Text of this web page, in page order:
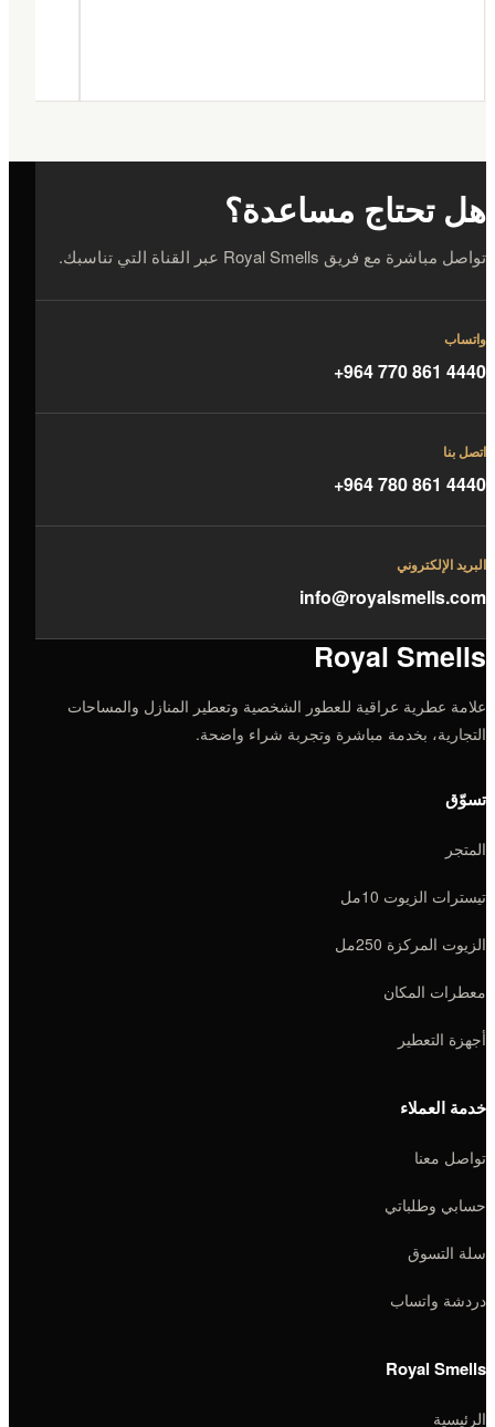
هل تحتاج مساعدة؟
تواصل مباشرة مع فريق Royal Smells عبر القناة التي تناسبك.
واتساب
+964 770 861 4440
اتصل بنا
+964 780 861 4440
البريد الإلكتروني
info@royalsmells.com
Royal Smells
علامة عطرية عراقية للعطور الشخصية وتعطير المنازل والمساحات
التجارية، بخدمة مباشرة وتجربة شراء واضحة.
تسوّق
المتجر
تيسترات الزيوت 10مل
الزيوت المركزة 250مل
معطرات المكان
أجهزة التعطير
خدمة العملاء
تواصل معنا
حسابي وطلباتي
سلة التسوق
دردشة واتساب
Royal Smells
الرئيسية